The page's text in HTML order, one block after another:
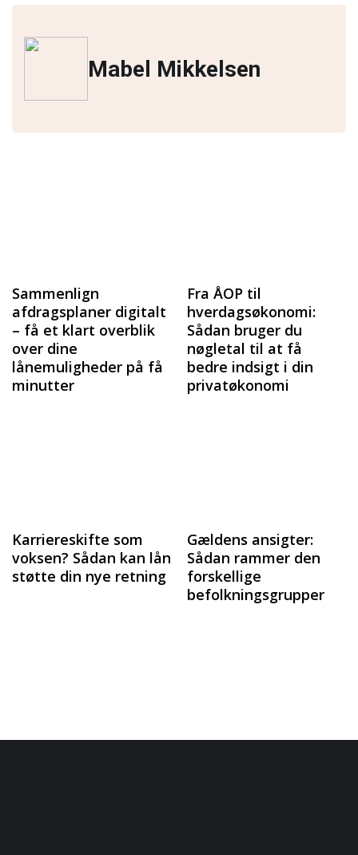
Mabel Mikkelsen
Sammenlign
afdragsplaner digitalt
– få et klart overblik
over dine
lånemuligheder på få
minutter
Fra ÅOP til
hverdagsøkonomi:
Sådan bruger du
nøgletal til at få
bedre indsigt i din
privatøkonomi
Karriereskifte som
voksen? Sådan kan lån
støtte din nye retning
Gældens ansigter:
Sådan rammer den
forskellige
befolkningsgrupper